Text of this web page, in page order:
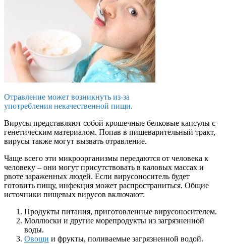
Отравление может возникнуть из-за
употребления некачественной пищи.
Вирусы представляют собой крошечные белковые капсулы с
генетическим материалом. Попав в пищеварительный тракт,
вирусы также могут вызвать отравление.
Чаще всего эти микроорганизмы передаются от человека к
человеку – они могут присутствовать в каловых массах и
рвоте зараженных людей. Если вирусоноситель будет
готовить пищу, инфекция может распространиться. Общие
источники пищевых вирусов включают:
Продукты питания, приготовленные вирусоносителем.
Моллюски и другие морепродукты из загрязненной
воды.
Овощи и фрукты, поливаемые загрязненной водой.